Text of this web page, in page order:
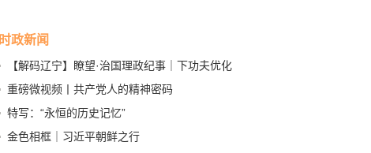
时政新闻
【解码辽宁】瞭望·治国理政纪事｜下功夫优化
营商环境
重磅微视频丨共产党人的精神密码
特写：“永恒的历史记忆”
金色相框｜习近平朝鲜之行